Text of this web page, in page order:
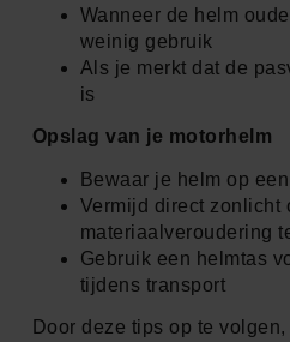
Wanneer de helm
weinig gebruik
Als je merkt dat de
is
Opslag van je motorhelm
Bewaar je helm op
Vermijd direct zonlicht
materiaalveroudering
Gebruik een helmtas
tijdens transport
Door deze tips op te